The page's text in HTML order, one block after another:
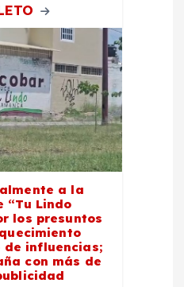
a la
“Tu Lindo
los presuntos
influencias;
con más de